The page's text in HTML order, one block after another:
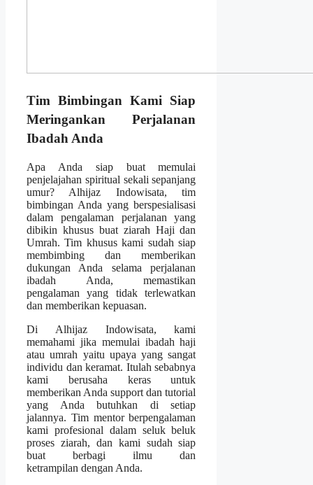
Tim Bimbingan Kami Siap
Meringankan Perjalanan
Ibadah Anda
Apa Anda siap buat memulai
penjelajahan spiritual sekali sepanjang
umur? Alhijaz Indowisata, tim
bimbingan Anda yang berspesialisasi
dalam pengalaman perjalanan yang
dibikin khusus buat ziarah Haji dan
Umrah. Tim khusus kami sudah siap
membimbing dan memberikan
dukungan Anda selama perjalanan
ibadah Anda, memastikan
pengalaman yang tidak terlewatkan
dan memberikan kepuasan.
Di Alhijaz Indowisata, kami
memahami jika memulai ibadah haji
atau umrah yaitu upaya yang sangat
individu dan keramat. Itulah sebabnya
kami berusaha keras untuk
memberikan Anda support dan tutorial
yang Anda butuhkan di setiap
jalannya. Tim mentor berpengalaman
kami profesional dalam seluk beluk
proses ziarah, dan kami sudah siap
buat berbagi ilmu dan
ketrampilan dengan Anda.